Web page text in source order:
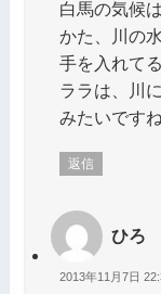
白馬の気候
かた、川の
手を入れて
ララは、川
みたいですね
返信
ひろ
2013年11月7日